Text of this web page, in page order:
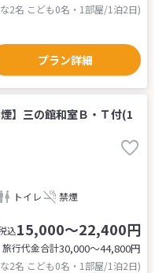
2名 こども0名・1部屋/1泊2日)
プラン詳細
煙】三の館和室Ｂ・Ｔ付(1
トイレ 禁煙
込15,000～22,400円
旅行代金合計30,000〜44,800円
2名 こども0名・1部屋/1泊2日)